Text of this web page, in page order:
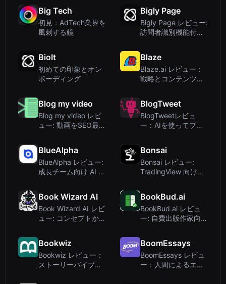
Big Tech
初見：AdTech業界を
風刺する鏡
Bigly Page
Bigly Page レビュー:
訪問者識別機能付き
BioIt
初めての印象とオン
ボーディング
Blaze
Blaze.ai レビュー：
戦略とコンテンツを
グプラットフォーム
Blog my video
Blog my video レビ
ュー: 動画をSEO最適
BlogTweet
BlogTweetレビュ
ー：AIを使ってブロ
BlueAlpha
BlueAlpha レビュー:
成長チーム向け AI ネ
Bonsai
Bonsai レビュー:
TradingView 向け取
はありません
Book Wizard AI
Book Wizard AI レビ
ュー: コンセプトから
BookBud.ai
BookBud.ai レビュ
ー: 自費出版作家向け
Bookwiz
Bookwiz レビュー：
ストーリーバイブル
BoomEssays
BoomEssays レビュ
ー：人間によるエッ